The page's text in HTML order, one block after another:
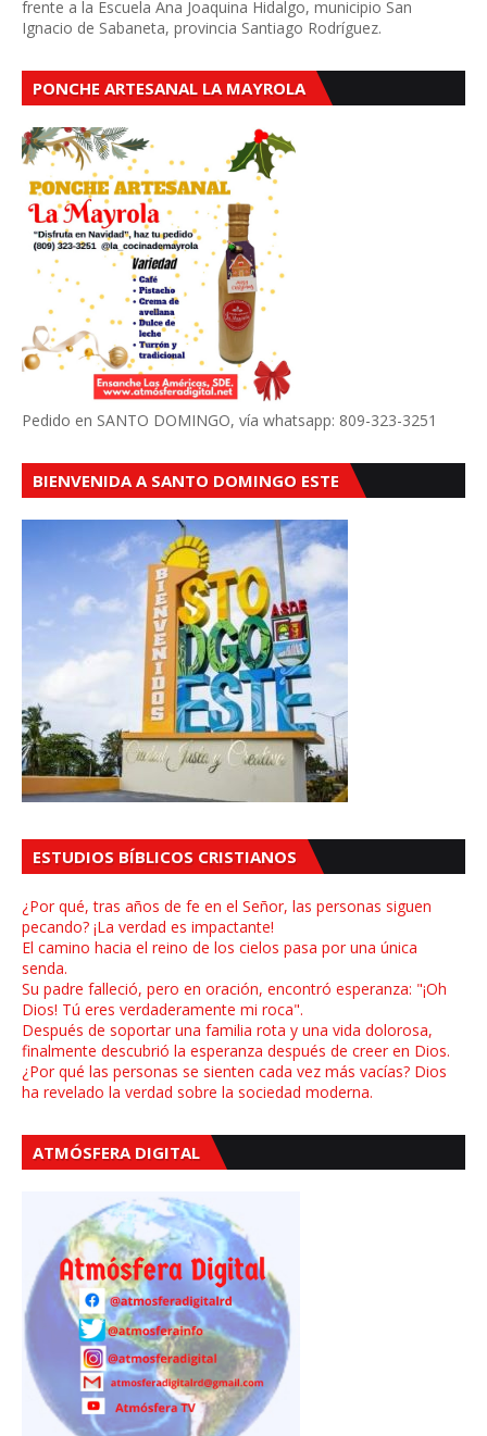
frente a la Escuela Ana Joaquina Hidalgo, municipio San
Ignacio de Sabaneta, provincia Santiago Rodríguez.
PONCHE ARTESANAL LA MAYROLA
Pedido en SANTO DOMINGO, vía whatsapp: 809-323-3251
BIENVENIDA A SANTO DOMINGO ESTE
ESTUDIOS BÍBLICOS CRISTIANOS
¿Por qué, tras años de fe en el Señor, las personas siguen
pecando? ¡La verdad es impactante!
El camino hacia el reino de los cielos pasa por una única
senda.
Su padre falleció, pero en oración, encontró esperanza: "¡Oh
Dios! Tú eres verdaderamente mi roca".
Después de soportar una familia rota y una vida dolorosa,
finalmente descubrió la esperanza después de creer en Dios.
¿Por qué las personas se sienten cada vez más vacías? Dios
ha revelado la verdad sobre la sociedad moderna.
ATMÓSFERA DIGITAL